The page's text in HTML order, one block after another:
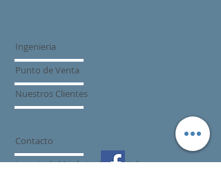
Ingenieria
Punto de Venta
Nuestros Clientes
Contacto
Ingeniería Mecánica Industrial